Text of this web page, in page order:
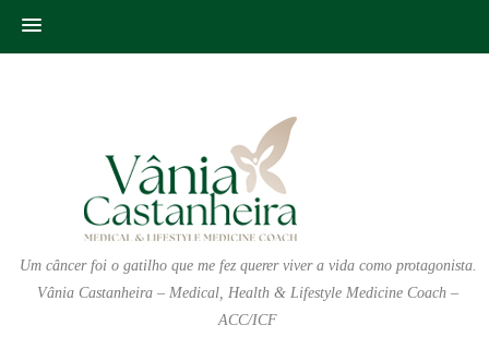
Um câncer foi o gatilho que me fez querer viver a vida como protagonista.
Vânia Castanheira – Medical, Health & Lifestyle Medicine Coach –
ACC/ICF